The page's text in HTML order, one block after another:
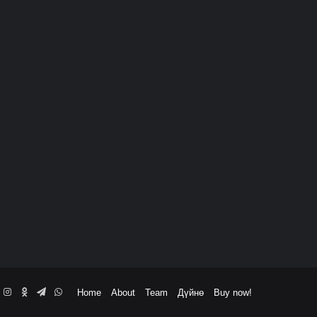
Home About Team Дүйнө Buy now!
Instagram
Odnoklassniki
Telegram
WhatsApp